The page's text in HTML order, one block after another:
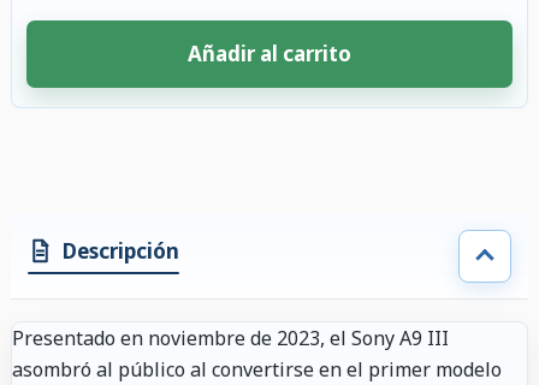
Añadir al carrito
Descripción
Presentado en noviembre de 2023, el Sony A9 III
asombró al público al convertirse en el primer modelo